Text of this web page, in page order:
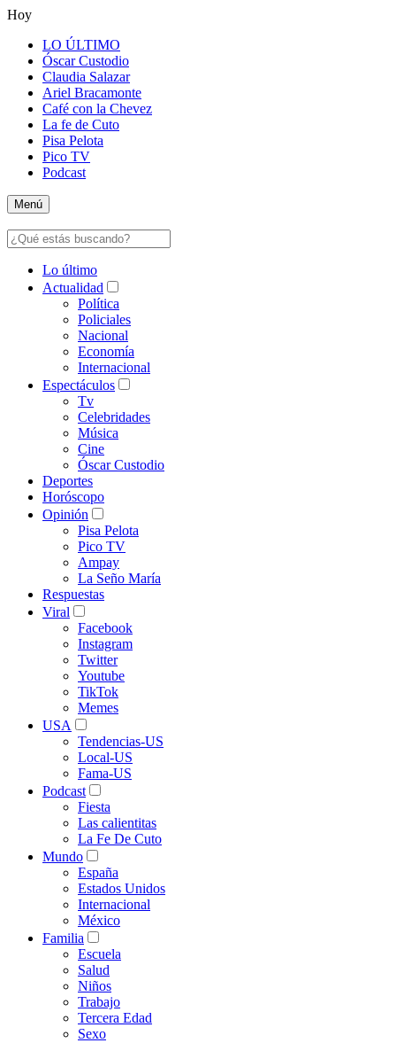
Hoy
LO ÚLTIMO
Óscar Custodio
Claudia Salazar
Ariel Bracamonte
Café con la Chevez
La fe de Cuto
Pisa Pelota
Pico TV
Podcast
Menú
Lo último
Actualidad
Política
Policiales
Nacional
Economía
Internacional
Espectáculos
Tv
Celebridades
Música
Cine
Óscar Custodio
Deportes
Horóscopo
Opinión
Pisa Pelota
Pico TV
Ampay
La Seño María
Respuestas
Viral
Facebook
Instagram
Twitter
Youtube
TikTok
Memes
USA
Tendencias-US
Local-US
Fama-US
Podcast
Fiesta
Las calientitas
La Fe De Cuto
Mundo
España
Estados Unidos
Internacional
México
Familia
Escuela
Salud
Niños
Trabajo
Tercera Edad
Sexo